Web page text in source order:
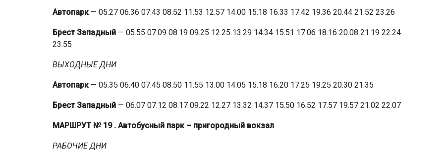
Автопарк— 05.27 06.36 07.43 08.52 11.53 12.57 14.00 15.18 16.33 17.42 19.36 20.44 21.52 23.26
Брест Западный — 05.55 07.09 08.19 09.25 12.25 13.29 14.34 15.51 17.06 18.16 20.08 21.19 22.24
23.55
ВЫХОДНЫЕ ДНИ
Автопарк— 05.35 06.40 07.45 08.50 11.55 13.00 14.05 15.18 16.20 17.25 19.25 20.30 21.35
Брест Западный — 06.07 07.12 08.17 09.22 12.27 13.32 14.37 15.50 16.52 17.57 19.57 21.02 22.07
МАРШРУТ № 19 . Автобусный парк – пригородный вокзал
РАБОЧИЕ ДНИ